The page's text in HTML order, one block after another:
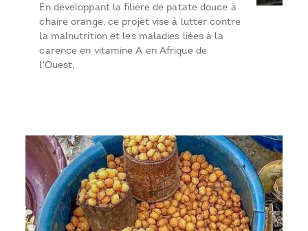
En développant la filière de patate douce à
chaire orange, ce projet vise à lutter contre
la malnutrition et les maladies liées à la
carence en vitamine A en Afrique de
l'Ouest,